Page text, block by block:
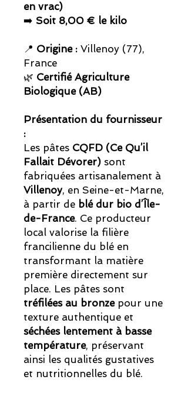
en vrac)
➡️ Soit 8,00 € le kilo
📍 Origine : Villenoy (77),
France
🌿 Certifié Agriculture
Biologique (AB)
Présentation du fournisseur
:
Les pâtes CQFD (Ce Qu’il
Fallait Dévorer) sont
fabriquées artisanalement à
Villenoy, en Seine-et-Marne,
à partir de blé dur bio d’Île-
de-France. Ce producteur
local valorise la filière
francilienne du blé en
transformant la matière
première directement sur
place. Les pâtes sont
tréfilées au bronzepour une
texture authentique et
séchées lentement à basse
température, préservant
ainsi les qualités gustatives
et nutritionnelles du blé.